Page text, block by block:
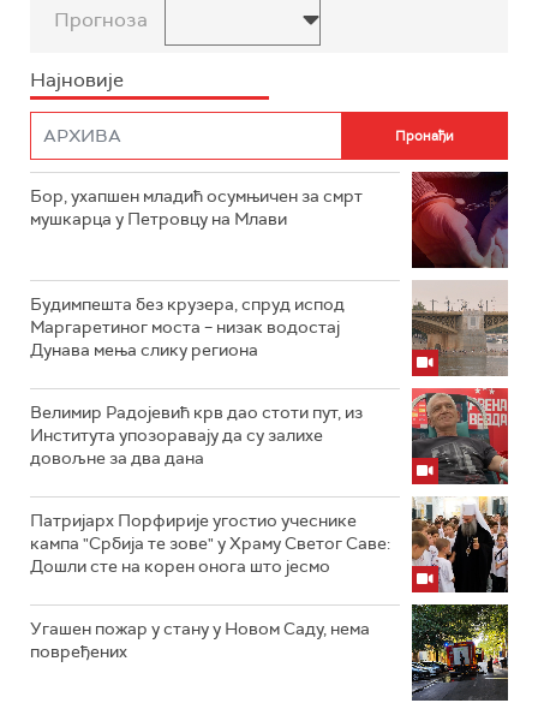
Прогноза
Најновије
Бор, ухапшен младић осумњичен за смрт
мушкарца у Петровцу на Млави
Будимпешта без крузера, спруд испод
Маргаретиног моста – низак водостај
Дунава мења слику региона
Велимир Радојевић крв дао стоти пут, из
Института упозоравају да су залихе
довољне за два дана
Патријарх Порфирије угостио учеснике
кампа "Србија те зове" у Храму Светог Саве:
Дошли сте на корен онога што јесмо
Угашен пожар у стану у Новом Саду, нема
повређених